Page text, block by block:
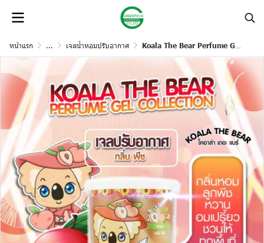
หน้าแรก ... เจลน้ำหอมปรับอากาศ Koala The Bear Perfume Gel Collection เจลน้ำหอมปรับอากาศ 70 กรัม